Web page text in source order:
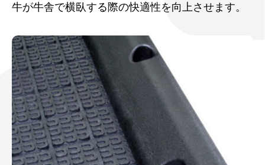
牛が牛舎で横臥する際の快適性を向上させます。